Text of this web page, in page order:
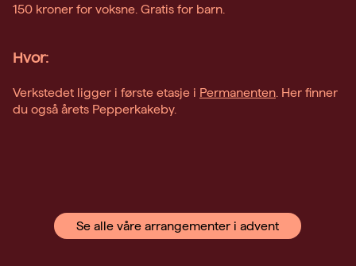
150 kroner for voksne. Gratis for barn.
Hvor:
Verkstedet ligger i første etasje i Permanenten. Her finner
du også årets Pepperkakeby.
Se alle våre arrangementer i advent